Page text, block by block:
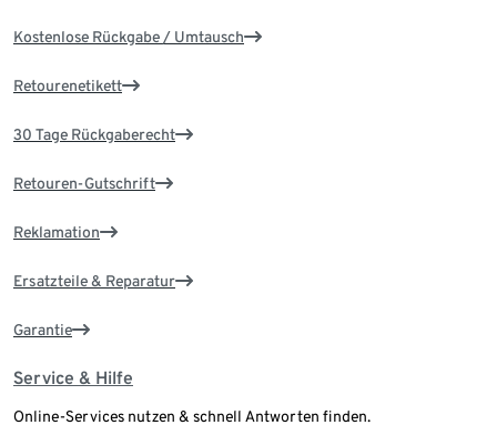
Kostenlose Rückgabe / Umtausch
Retourenetikett
30 Tage Rückgaberecht
Retouren-Gutschrift
Reklamation
Ersatzteile & Reparatur
Garantie
Service & Hilfe
Online-Services nutzen & schnell Antworten finden.